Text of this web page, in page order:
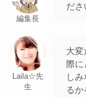
編集長
ださ
Laila☆先
生
大
際
し
るか